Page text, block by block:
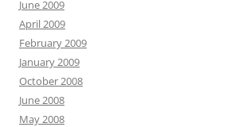
June 2009
April 2009
February 2009
January 2009
October 2008
June 2008
May 2008